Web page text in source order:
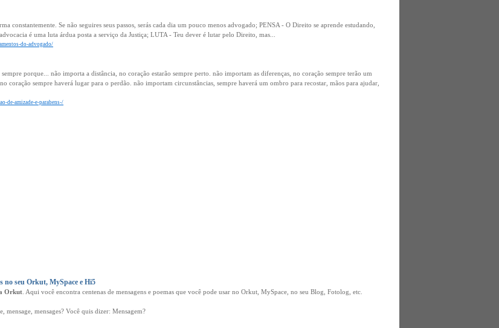
constantemente. Se não seguires seus passos, serás cada dia um pouco menos advogado; PENSA - O Direito se aprende estudando,
é uma luta árdua posta a serviço da Justiça; LUTA - Teu dever é lutar pelo Direito, mas...
do-advogado/
porque... não importa a distância, no coração estarão sempre perto. não importam as diferenças, no coração sempre terão um
coração sempre haverá lugar para o perdão. não importam circunstâncias, sempre haverá um ombro para recostar, mãos para ajudar,
de-amizade-e-parabens-/
no seu Orkut, MySpace e Hi5
Orkut . Aqui você encontra centenas de mensagens e poemas que você pode usar no Orkut, MySpace, no seu Blog, Fotolog, etc.
mensage, mensages? Você quis dizer: Mensagem?